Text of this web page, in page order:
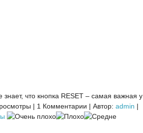
знает, что кнопка RESET – самая важная у
| 1 Комментарии | Автор: admin |